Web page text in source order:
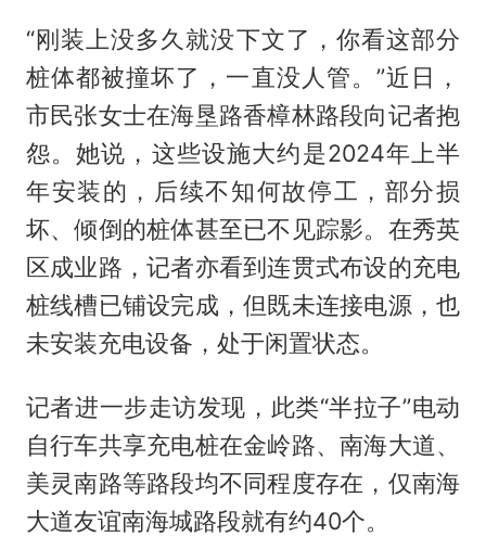
“刚装上没多久就没下文了，你看这部分
桩体都被撞坏了，一直没人管。”近日，
市民张女士在海垦路香樟林路段向记者抱
怨。她说，这些设施大约是2024年上半
年安装的，后续不知何故停工，部分损
坏、倾倒的桩体甚至已不见踪影。在秀英
区成业路，记者亦看到连贯式布设的充电
桩线槽已铺设完成，但既未连接电源，也
未安装充电设备，处于闲置状态。
记者进一步走访发现，此类“半拉子”电动
自行车共享充电桩在金岭路、南海大道、
美灵南路等路段均不同程度存在，仅南海
大道友谊南海城路段就有约40个。